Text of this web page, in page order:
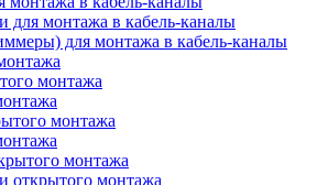
для монтажа в кабель-каналы
для монтажа в кабель-каналы
монтажа
монтажа
монтажа
открытого монтажа